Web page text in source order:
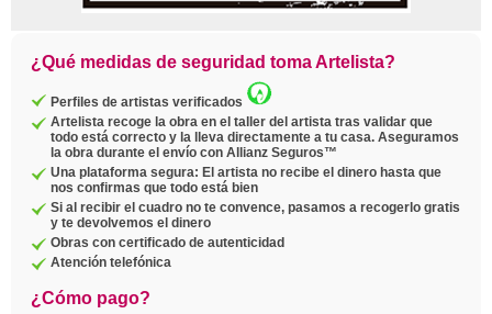
¿Qué medidas de seguridad toma Artelista?
Perfiles de artistas verificados
Artelista recoge la obra en el taller del artista tras validar que
todo está correcto y la lleva directamente a tu casa. Aseguramos
la obra durante el envío con Allianz Seguros™
Una plataforma segura: El artista no recibe el dinero hasta que
nos confirmas que todo está bien
Si al recibir el cuadro no te convence, pasamos a recogerlo gratis
y te devolvemos el dinero
Obras con certificado de autenticidad
Atención telefónica
¿Cómo pago?